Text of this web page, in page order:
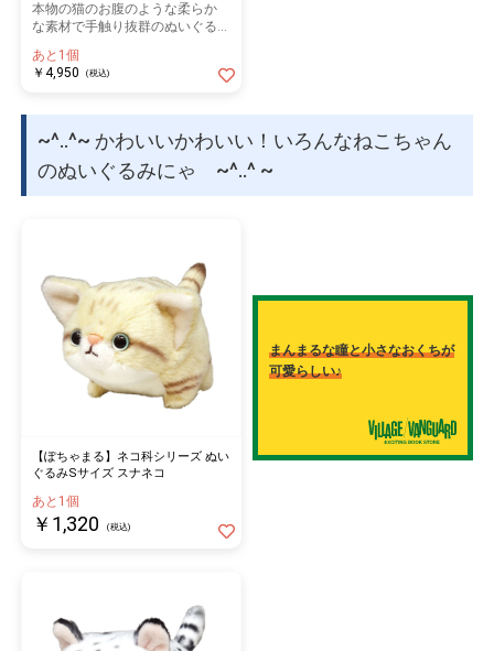
本物の猫のお腹のような柔らか
な素材で手触り抜群のぬいぐる
あと1個
￥4,950
(税込)
~^..^~ かわいいかわいい！いろんなねこちゃん
のぬいぐるみにゃ ~^..^ ~
【ぽちゃまる】ネコ科シリーズ ぬい
ぐるみSサイズ スナネコ
あと1個
￥1,320 (税込)
まんまるな瞳と小さなおくちが
可愛らしい♪